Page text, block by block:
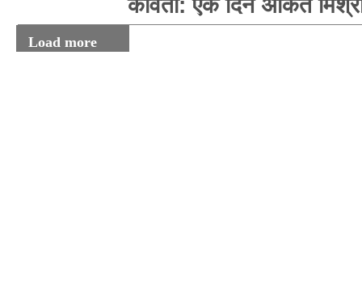
कविता: एक दिन अंकित
Load more